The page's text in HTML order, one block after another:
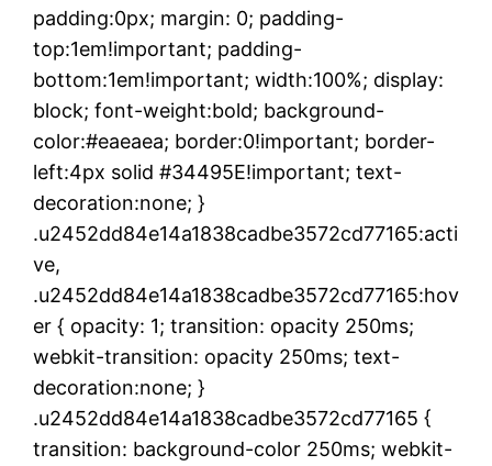
padding:0px; margin: 0; padding-
top:1em!important; padding-
bottom:1em!important; width:100%; display:
block; font-weight:bold; background-
color:#eaeaea; border:0!important; border-
left:4px solid #34495E!important; text-
decoration:none; }
.u2452dd84e14a1838cadbe3572cd77165:acti
ve,
.u2452dd84e14a1838cadbe3572cd77165:hov
er { opacity: 1; transition: opacity 250ms;
webkit-transition: opacity 250ms; text-
decoration:none; }
.u2452dd84e14a1838cadbe3572cd77165 {
transition: background-color 250ms; webkit-